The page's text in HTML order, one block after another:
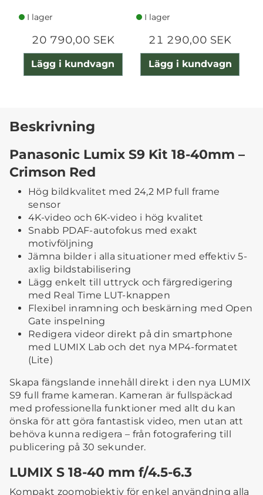
I lager
20 790,00 SEK
Lägg i kundvagn
I lager
21 290,00 SEK
Lägg i kundvagn
Beskrivning
Panasonic Lumix S9 Kit 18-40mm –
Crimson Red
Hög bildkvalitet med 24,2 MP full frame
sensor
4K-video och 6K-video i hög kvalitet
Snabb PDAF-autofokus med exakt
motivföljning
Jämna bilder i alla situationer med effektiv 5-
axlig bildstabilisering
Lägg enkelt till uttryck och färgredigering
med Real Time LUT-knappen
Flexibel inramning och beskärning med Open
Gate inspelning
Redigera videor direkt på din smartphone
med LUMIX Lab och det nya MP4-formatet
(Lite)
Skapa fängslande innehåll direkt i den nya LUMIX
S9 full frame kameran. Kameran är fullspäckad
med professionella funktioner med allt du kan
önska för att göra fantastisk video, men utan att
behöva kunna redigera – från fotografering till
publicering på 30 sekunder.
LUMIX S 18-40 mm f/4.5-6.3
Kompakt zoomobjektiv för enkel användning alla